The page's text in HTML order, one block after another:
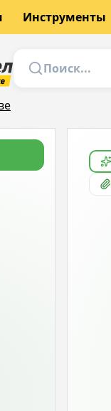
Инструменты